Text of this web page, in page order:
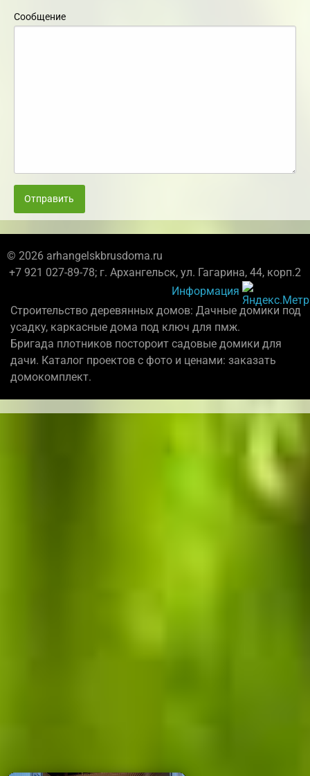
Сообщение
Отправить
© 2026 arhangelskbrusdoma.ru
+7 921 027-89-78; г. Архангельск, ул. Гагарина, 44, корп.2
Информация
Строительство деревянных домов: Дачные домики под
усадку, каркасные дома под ключ для пмж.
Бригада плотников постороит садовые домики для
дачи. Каталог проектов с фото и ценами: заказать
домокомплект.